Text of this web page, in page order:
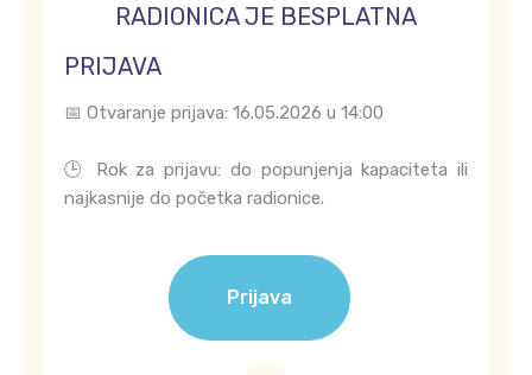
RADIONICA JE BESPLATNA
PRIJAVA
📅 Otvaranje prijava: 16.05.2026 u 14:00
🕒 Rok za prijavu: do popunjenja kapaciteta ili
najkasnije do početka radionice.
Prijava